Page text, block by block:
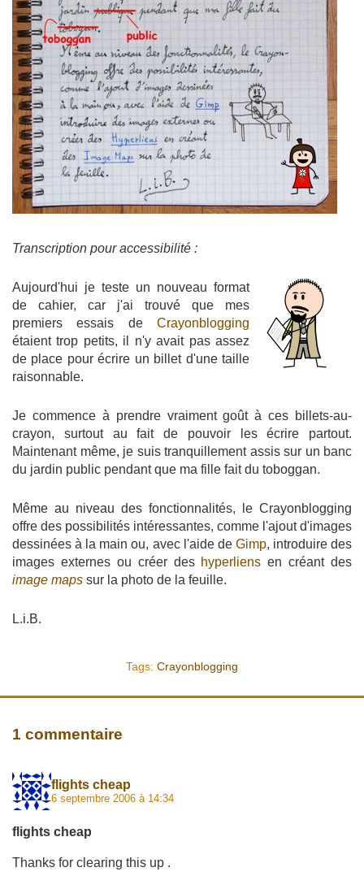
Transcription pour accessibilité :
Aujourd'hui je teste un nouveau format
de cahier, car j'ai trouvé que mes
premiers essais de Crayonblogging
étaient trop petits, il n'y avait pas assez
de place pour écrire un billet d'une taille
raisonnable.
Je commence à prendre vraiment goût à ces billets-au-
crayon, surtout au fait de pouvoir les écrire partout.
Maintenant même, je suis tranquillement assis sur un banc
du jardin public pendant que ma fille fait du toboggan.
Même au niveau des fonctionnalités, le Crayonblogging
offre des possibilités intéressantes, comme l'ajout d'images
dessinées à la main ou, avec l'aide de Gimp, introduire des
images externes ou créer des hyperliens en créant des
image maps sur la photo de la feuille.
L.i.B.
Tags: Crayonblogging
1 commentaire
flights cheap
6 septembre 2006 à 14:34
flights cheap
Thanks for clearing this up .